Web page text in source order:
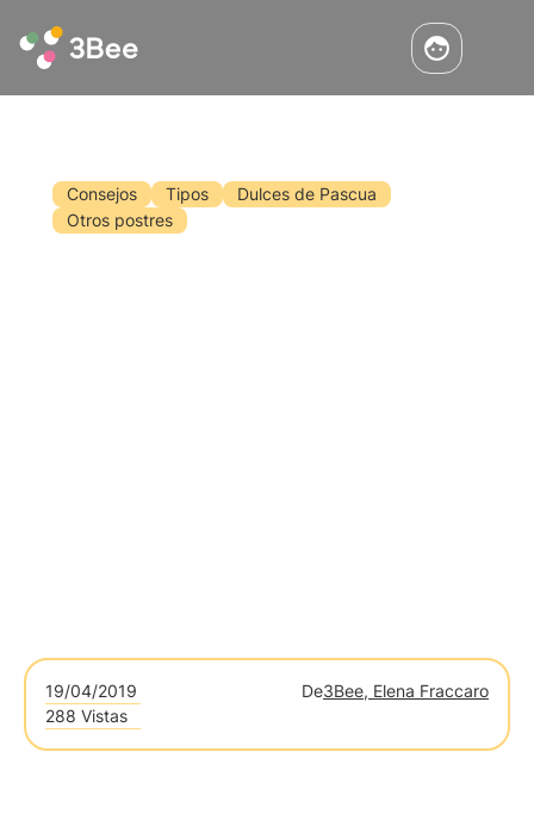
Consejos Tipos
Dulces de Pascua
Otros postres
19/04/2019 De3Bee, Elena Fraccaro
288 Vistas